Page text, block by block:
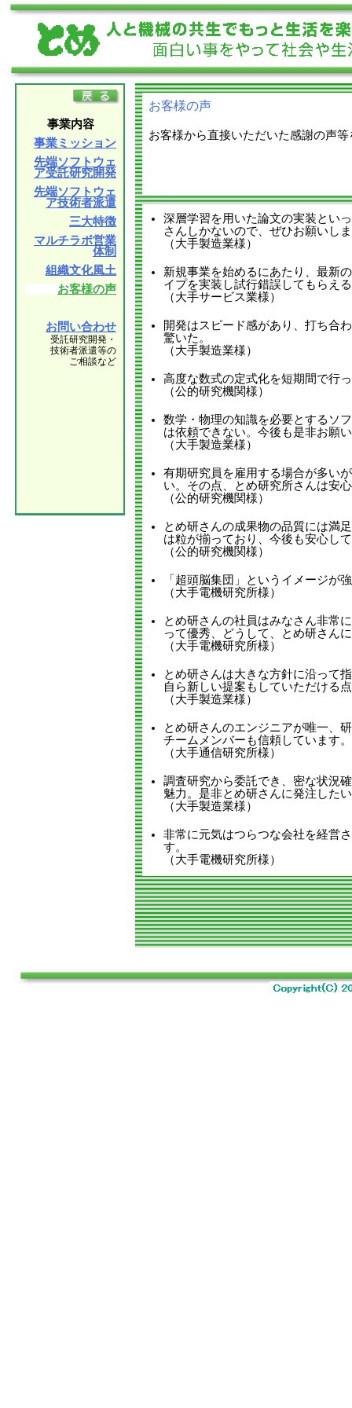
お客様の声
お客様から直接いただいた感謝の声
深層学習を用いた論文の実装とい
さんしかないので、ぜひお願いし
（大手製造業様）
新規事業を始めるにあたり、最新
イプを実装し試行錯誤してもらえ
（大手サービス業様）
開発はスピード感があり、打ち合
驚いた。
（大手製造業様）
高度な数式の定式化を短期間で行
（公的研究機関様）
数学・物理の知識を必要とするソ
は依頼できない。今後も是非お願
（大手製造業様）
有期研究員を雇用する場合が多い
い。その点、とめ研究所さんは安
（公的研究機関様）
とめ研さんの成果物の品質には満
は粒が揃っており、今後も安心し
（公的研究機関様）
「超頭脳集団」というイメージが
（大手電機研究所様）
とめ研さんの社員はみなさん非常
って優秀、どうして、とめ研さん
（大手電機研究所様）
とめ研さんは大きな方針に沿って
自ら新しい提案もしていただける
（大手製造業様）
とめ研さんのエンジニアが唯一、
チームメンバーも信頼しています。
（大手通信研究所様）
調査研究から委託でき、密な状況
魅力。是非とめ研さんに発注した
（大手製造業様）
非常に元気はつらつな会社を経営
す。
（大手電機研究所様）
事業内容
事業ミッション
先端ソフトウェ
ア受託研究開発
先端ソフトウェ
ア技術者派遣
三大特徴
マルチラボ営業
体制
組織文化風土
お客様の声
お問い合わせ
受託研究開発・
技術者派遣等の
ご相談など